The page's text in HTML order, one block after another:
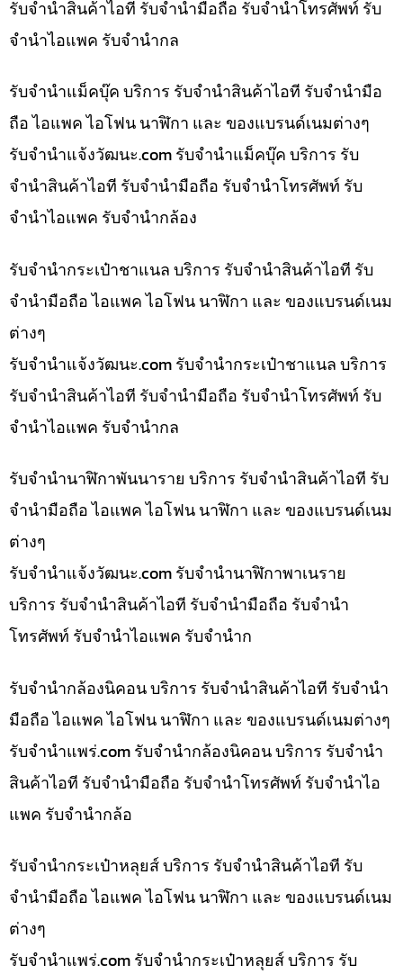
รับจำนำสินค้าไอที รับจำนำมือถือ รับจำนำโทรศัพท์ รับ
จำนำไอแพค รับจำนำกล
รับจำนำแม็คบุ๊ค บริการ รับจำนำสินค้าไอที รับจำนำมือ
ถือ ไอแพค ไอโฟน นาฬิกา และ ของแบรนด์เนมต่างๆ
รับจํานําแจ้งวัฒนะ.com รับจำนำแม็คบุ๊ค บริการ รับ
จำนำสินค้าไอที รับจำนำมือถือ รับจำนำโทรศัพท์ รับ
จำนำไอแพค รับจำนำกล้อง
รับจำนำกระเป๋าชาแนล บริการ รับจำนำสินค้าไอที รับ
จำนำมือถือ ไอแพค ไอโฟน นาฬิกา และ ของแบรนด์เนม
ต่างๆ
รับจํานําแจ้งวัฒนะ.com รับจำนำกระเป๋าชาแนล บริการ
รับจำนำสินค้าไอที รับจำนำมือถือ รับจำนำโทรศัพท์ รับ
จำนำไอแพค รับจำนำกล
รับจำนำนาฬิกาพันนาราย บริการ รับจำนำสินค้าไอที รับ
จำนำมือถือ ไอแพค ไอโฟน นาฬิกา และ ของแบรนด์เนม
ต่างๆ
รับจํานําแจ้งวัฒนะ.com รับจำนำนาฬิกาพาเนราย
บริการ รับจำนำสินค้าไอที รับจำนำมือถือ รับจำนำ
โทรศัพท์ รับจำนำไอแพค รับจำนำก
รับจำนำกล้องนิคอน บริการ รับจำนำสินค้าไอที รับจำนำ
มือถือ ไอแพค ไอโฟน นาฬิกา และ ของแบรนด์เนมต่างๆ
รับจํานําแพร่.com รับจำนำกล้องนิคอน บริการ รับจำนำ
สินค้าไอที รับจำนำมือถือ รับจำนำโทรศัพท์ รับจำนำไอ
แพค รับจำนำกล้อ
รับจำนำกระเป๋าหลุยส์ บริการ รับจำนำสินค้าไอที รับ
จำนำมือถือ ไอแพค ไอโฟน นาฬิกา และ ของแบรนด์เนม
ต่างๆ
รับจํานําแพร่.com รับจำนำกระเป๋าหลุยส์ บริการ รับ